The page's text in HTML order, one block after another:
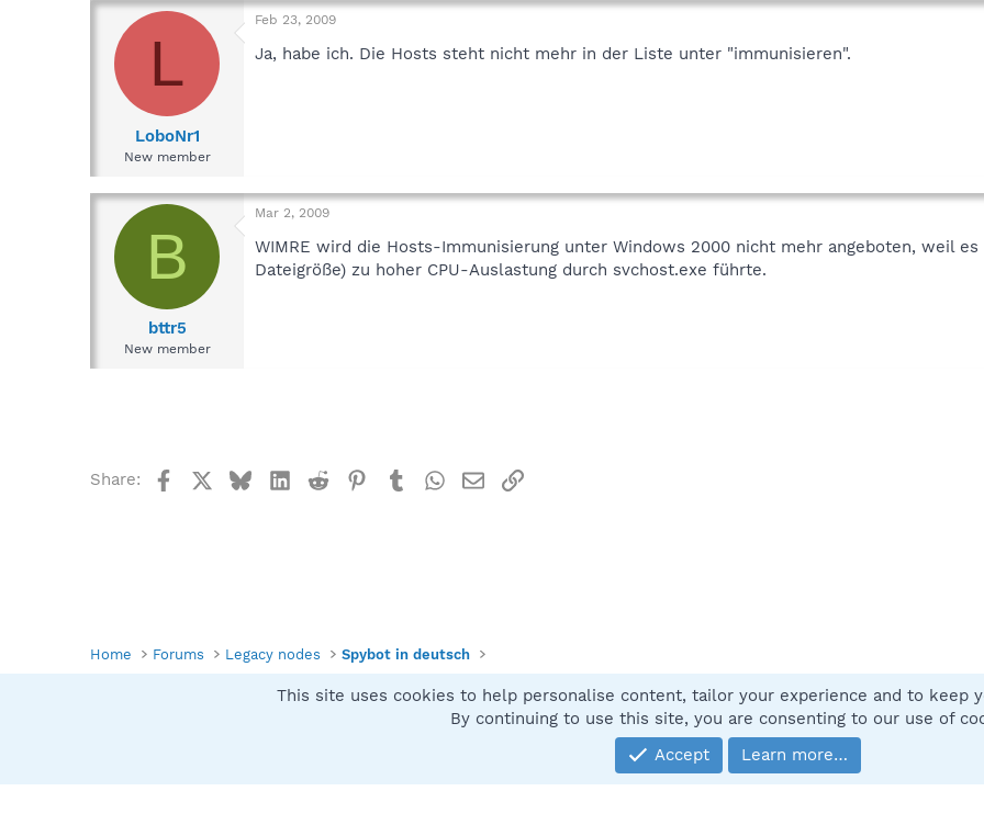
L
LoboNr1
New member
Feb 23, 2009
Ja, habe ich. Die Hosts steht nicht mehr in der Liste unter "immunisieren".
B
bttr5
New member
Mar 2, 2009
WIMRE wird die Hosts-Immunisierung unter Windows 2000 nicht mehr angeboten, weil
Dateigröße) zu hoher CPU-Auslastung durch svchost.exe führte.
Share: FacebookBlueskyLinkedIn
Reddit Pinterest
TumblrWhatsApp
EmailLink
Home Forums Legacy nodes Spybot in deutsch
Community platform by XenForo® © 2010-2025 XenForo Ltd.
This site uses cookies to help personalise content, tailor your experience and to keep
By continuing to use this site, you are consenting to our use of
Accept
Learn more…